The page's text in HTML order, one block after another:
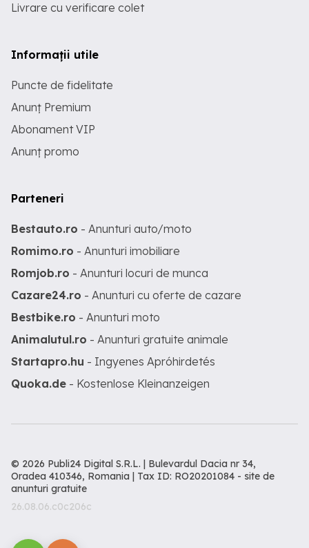
Livrare cu verificare colet
Informații utile
Puncte de fidelitate
Anunț Premium
Abonament VIP
Anunț promo
Parteneri
Bestauto.ro - Anunturi auto/moto
Romimo.ro - Anunturi imobiliare
Romjob.ro - Anunturi locuri de munca
Cazare24.ro - Anunturi cu oferte de cazare
Bestbike.ro - Anunturi moto
Animalutul.ro - Anunturi gratuite animale
Startapro.hu - Ingyenes Apróhirdetés
Quoka.de - Kostenlose Kleinanzeigen
© 2026 Publi24 Digital S.R.L. | Bulevardul Dacia nr 34,
Oradea 410346, Romania | Tax ID: RO20201084 - site de
anunturi gratuite
26.08.06.c0c206c